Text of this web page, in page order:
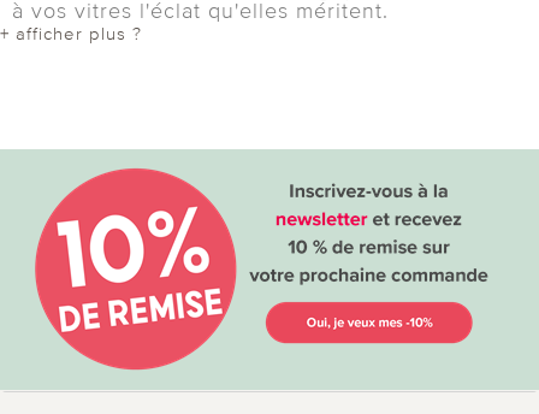
à vos vitres l'éclat qu'elles méritent.
+ afficher plus ?